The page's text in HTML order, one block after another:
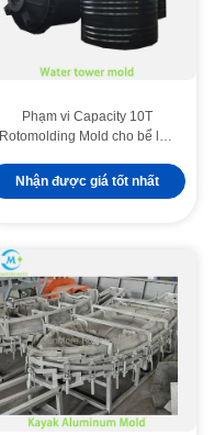
Phạm vi Capacity 10T
Rotomolding Mold cho bể lưu
Nhận được giá tốt nhất